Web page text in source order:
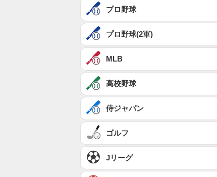
プロ野球
プロ野球(2軍)
MLB
高校野球
侍ジャパン
ゴルフ
Jリーグ